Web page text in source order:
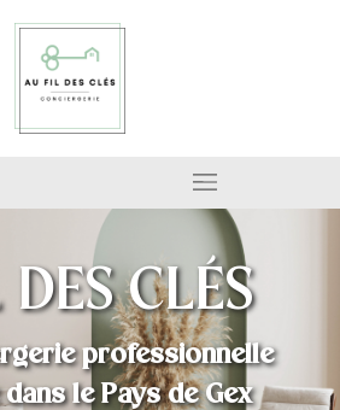
CLÉS
professionnelle
le Pays de Gex